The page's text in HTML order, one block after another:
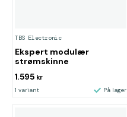
TBS Electronic
Ekspert modulær
strømskinne
1.595 kr
1 variant På lager